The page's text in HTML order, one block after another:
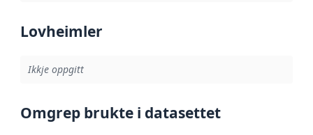
Lovheimler
Ikkje oppgitt
Omgrep brukte i datasettet